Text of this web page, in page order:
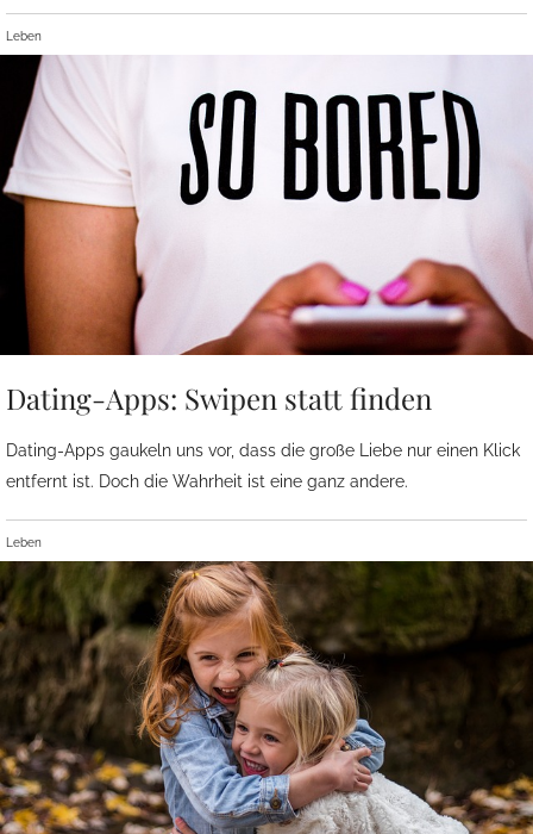
Leben
Dating-Apps: Swipen statt finden
Dating-Apps gaukeln uns vor, dass die große Liebe nur einen Klick
entfernt ist. Doch die Wahrheit ist eine ganz andere.
Leben